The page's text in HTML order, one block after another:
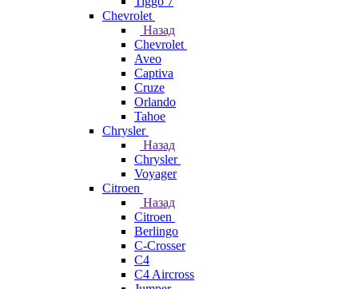
Chevrolet
Назад
Chevrolet
Aveo
Captiva
Cruze
Orlando
Tahoe
Chrysler
Назад
Chrysler
Voyager
Citroen
Назад
Citroen
Berlingo
C-Crosser
C4
C4 Aircross